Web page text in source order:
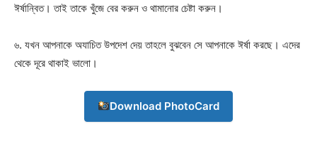
ঈর্ষান্বিত। তাই তাকে খুঁজে বের করুন ও থামানোর চেষ্টা করুন।
৬. যখন আপনাকে অযাচিত উপদেশ দেয় তাহলে বুঝবেন সে আপনাকে ঈর্ষা করছে। এদের
থেকে দূরে থাকাই ভালো।
Download PhotoCard